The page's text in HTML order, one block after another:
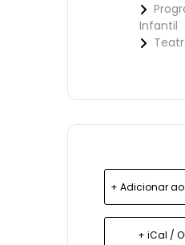
Infantil
+ Adicionar
+ iCal /